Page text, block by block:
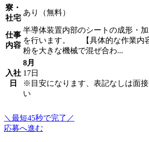
寮・
社宅
あり（無料）
仕事
内容
半導体装置内部のシートの成形・
を行います。 【具体的な作業内
粉を大きな機械で混ぜ合わ...
入社
日
8月
17日
※目安になります、表記なしは面
い
＼最短45秒で完了／
応募へ進む